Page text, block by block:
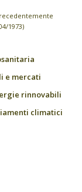
1973)
e mercati
rinnovabili
climatici